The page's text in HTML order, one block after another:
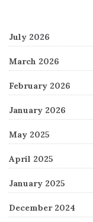
July 2026
March 2026
February 2026
January 2026
May 2025
April 2025
January 2025
December 2024